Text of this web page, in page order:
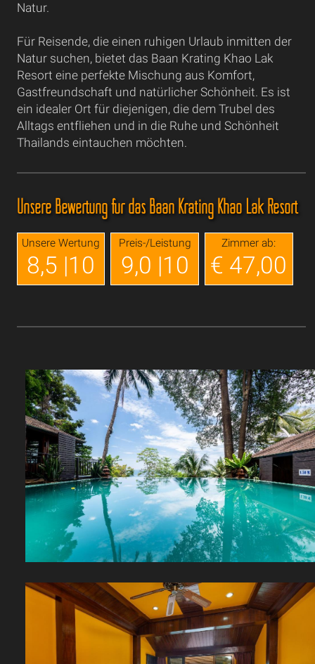
Natur.
Für Reisende, die einen ruhigen Urlaub inmitten der
Natur suchen, bietet das Baan Krating Khao Lak
Resort eine perfekte Mischung aus Komfort,
Gastfreundschaft und natürlicher Schönheit. Es ist
ein idealer Ort für diejenigen, die dem Trubel des
Alltags entfliehen und in die Ruhe und Schönheit
Thailands eintauchen möchten.
Unsere Bewertung für das Baan Krating Khao Lak Resort
Unsere Wertung
8,5 |10
Preis-/Leistung
9,0 |10
Zimmer ab:
€ 47,00